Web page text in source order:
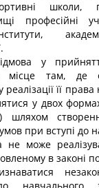
школи,
професійні
у
місце там, де
її права
у двох
шляхом
при вступі до
не може
в законі